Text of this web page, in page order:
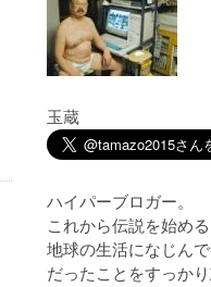
玉蔵
ハイパーブロガー。
これから伝説を始め
地球の生活になじん
だったことをすっか